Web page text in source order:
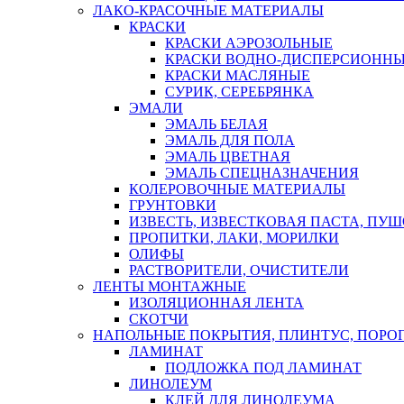
ЛАКО-КРАСОЧНЫЕ МАТЕРИАЛЫ
КРАСКИ
КРАСКИ АЭРОЗОЛЬНЫЕ
КРАСКИ ВОДНО-
КРАСКИ МАСЛЯНЫЕ
СУРИК, СЕРЕБРЯНКА
ЭМАЛИ
ЭМАЛЬ БЕЛАЯ
ЭМАЛЬ ДЛЯ ПОЛА
ЭМАЛЬ ЦВЕТНАЯ
ЭМАЛЬ СПЕЦНАЗНАЧЕНИЯ
КОЛЕРОВОЧНЫЕ МАТЕРИАЛЫ
ГРУНТОВКИ
ИЗВЕСТЬ, ИЗВЕСТКОВАЯ ПАСТА,
ПРОПИТКИ, ЛАКИ, МОРИЛКИ
ОЛИФЫ
РАСТВОРИТЕЛИ, ОЧИСТИТЕЛИ
ЛЕНТЫ МОНТАЖНЫЕ
ИЗОЛЯЦИОННАЯ ЛЕНТА
СКОТЧИ
НАПОЛЬНЫЕ ПОКРЫТИЯ, ПЛИНТУС,
ЛАМИНАТ
ПОДЛОЖКА ПОД ЛАМИНАТ
ЛИНОЛЕУМ
КЛЕЙ ДЛЯ ЛИНОЛЕУМА